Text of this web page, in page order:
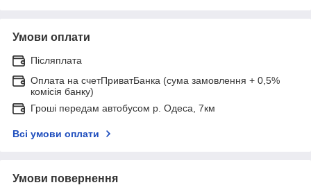
Умови оплати
Післяплата
Оплата на счетПриватБанка (сума замовлення + 0,5%
комісія банку)
Гроші передам автобусом р. Одеса, 7км
Всі умови оплати
Умови повернення